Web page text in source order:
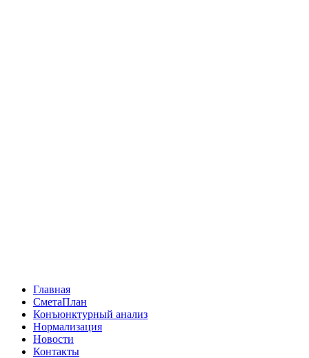
Главная
СметаПлан
Конъюнктурный анализ
Нормализация
Новости
Контакты